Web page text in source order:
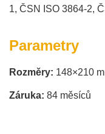
1, ČSN ISO 3864-2,
Parametry
Rozměry: 148×210
Záruka: 84 měsíců